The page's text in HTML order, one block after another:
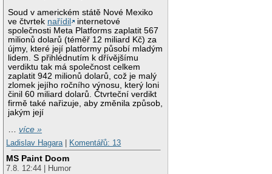
Soud v americkém státě Nové Mexiko
ve čtvrtek nařídil
internetové
společnosti Meta Platforms zaplatit 567
milionů dolarů (téměř 12 miliard Kč) za
újmy, které její platformy působí mladým
lidem. S přihlédnutím k dřívějšímu
verdiktu tak má společnost celkem
zaplatit 942 milionů dolarů, což je malý
zlomek jejího ročního výnosu, který loni
činil 60 miliard dolarů. Čtvrteční verdikt
firmě také nařizuje, aby změnila způsob,
jakým její
…více »
Ladislav Hagara
Komentářů: 13
MS Paint Doom
7.8. 12:44 | Humor